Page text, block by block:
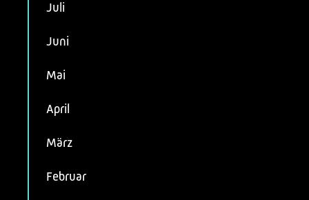
Juli
Juni
Mai
April
März
Februar